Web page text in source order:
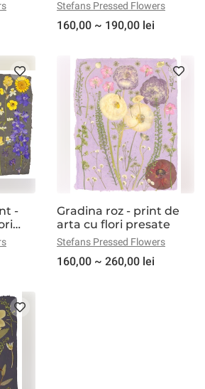
Stefans Pressed Flowers
160,00 ~ 190,00 lei
-
Gradina roz - print de
arta cu flori presate
Stefans Pressed Flowers
160,00 ~ 260,00 lei